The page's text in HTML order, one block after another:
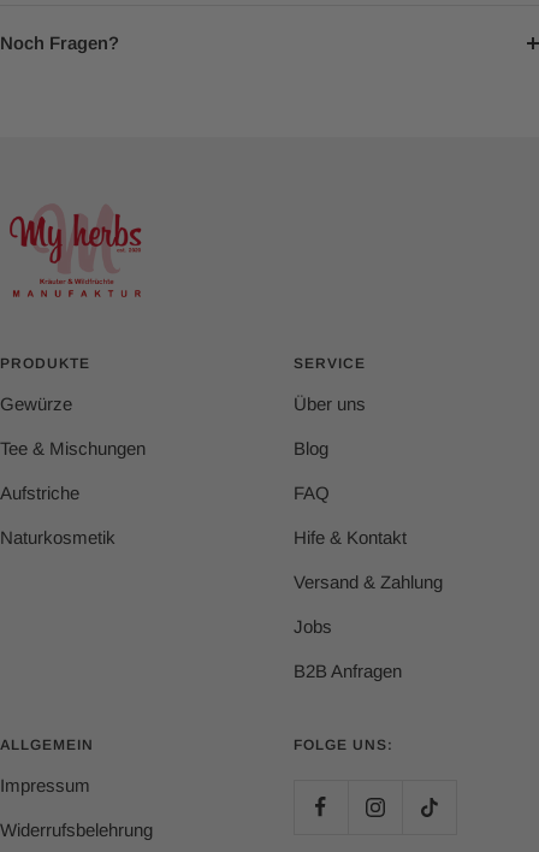
Noch Fragen?
PRODUKTE
Gewürze
Tee & Mischungen
Aufstriche
Naturkosmetik
SERVICE
Über uns
Blog
FAQ
Hife & Kontakt
Versand & Zahlung
Jobs
B2B Anfragen
ALLGEMEIN
Impressum
Widerrufsbelehrung
FOLGE UNS: